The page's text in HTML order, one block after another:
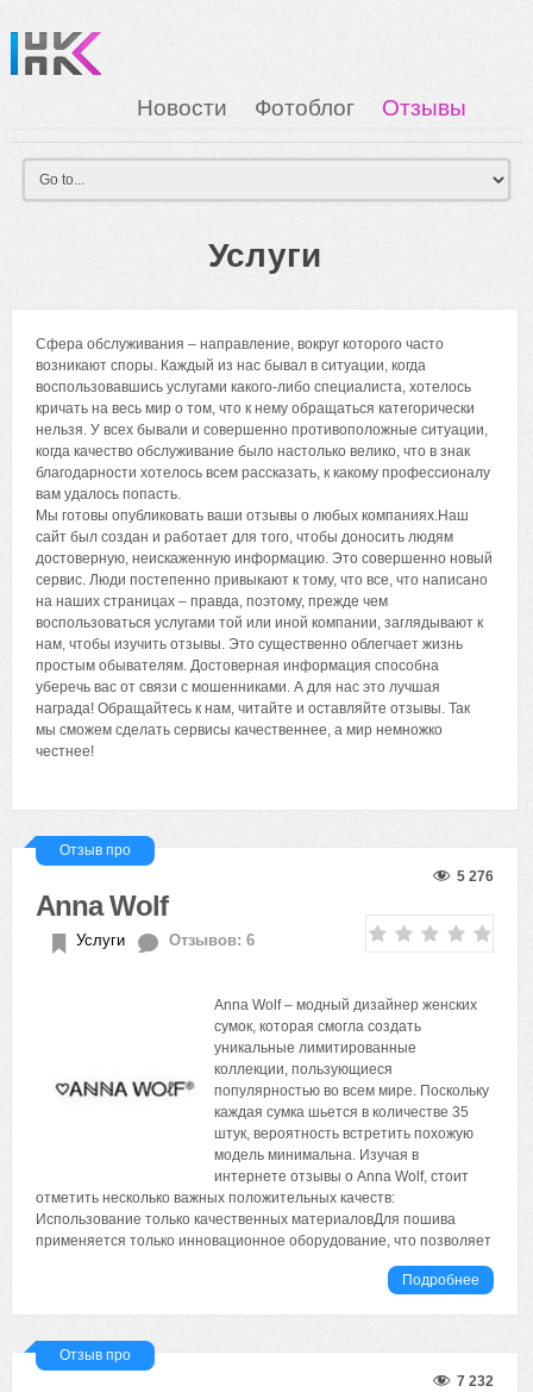
Новости Фотоблог
Отзывы
Загрузка
Мои Картинки Вход
Услуги
Сфера обслуживания – направление, вокруг которого часто
возникают споры. Каждый из нас бывал в ситуации, когда
воспользовавшись услугами какого-либо специалиста, хотелось
кричать на весь мир о том, что к нему обращаться категорически
нельзя. У всех бывали и совершенно противоположные ситуации,
когда качество обслуживание было настолько велико, что в знак
благодарности хотелось всем рассказать, к какому профессионалу
вам удалось попасть.
Мы готовы опубликовать ваши отзывы о любых компаниях.Наш
сайт был создан и работает для того, чтобы доносить людям
достоверную, неискаженную информацию. Это совершенно новый
сервис. Люди постепенно привыкают к тому, что все, что написано
на наших страницах – правда, поэтому, прежде чем
воспользоваться услугами той или иной компании, заглядывают к
нам, чтобы изучить отзывы. Это существенно облегчает жизнь
простым обывателям. Достоверная информация способна
уберечь вас от связи с мошенниками. А для нас это лучшая
награда! Обращайтесь к нам, читайте и оставляйте отзывы. Так
мы сможем сделать сервисы качественнее, а мир немножко
честнее!
Отзыв про
5 276
Anna Wolf
Услуги Отзывов: 6
Anna Wolf – модный дизайнер женских
сумок, которая смогла создать
уникальные лимитированные
коллекции, пользующиеся
популярностью во всем мире. Поскольку
каждая сумка шьется в количестве 35
штук, вероятность встретить похожую
модель минимальна. Изучая в
интернете отзывы о Anna Wolf, стоит
отметить несколько важных положительных качеств:
Использование только качественных материаловДля пошива
применяется только инновационное оборудование, что позволяет
Подробнее
Отзыв про
7 232